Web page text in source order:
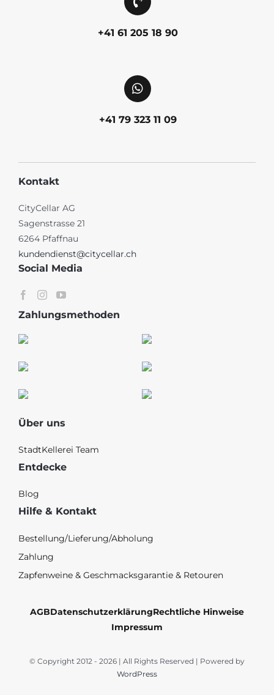
+41 61 205 18 90
+41 79 323 11 09
Kontakt
CityCellar AG
Sagenstrasse 21
6264 Pfaffnau
kundendienst@citycellar.ch
Social Media
Zahlungsmethoden
Über uns
StadtKellerei Team
Entdecke
Blog
Hilfe & Kontakt
Bestellung/Lieferung/Abholung
Zahlung
Zapfenweine & Geschmacksgarantie & Retouren
AGBDatenschutzerklärungRechtliche Hinweise
Impressum
© Copyright 2012 - 2026 | All Rights Reserved | Powered by
WordPress